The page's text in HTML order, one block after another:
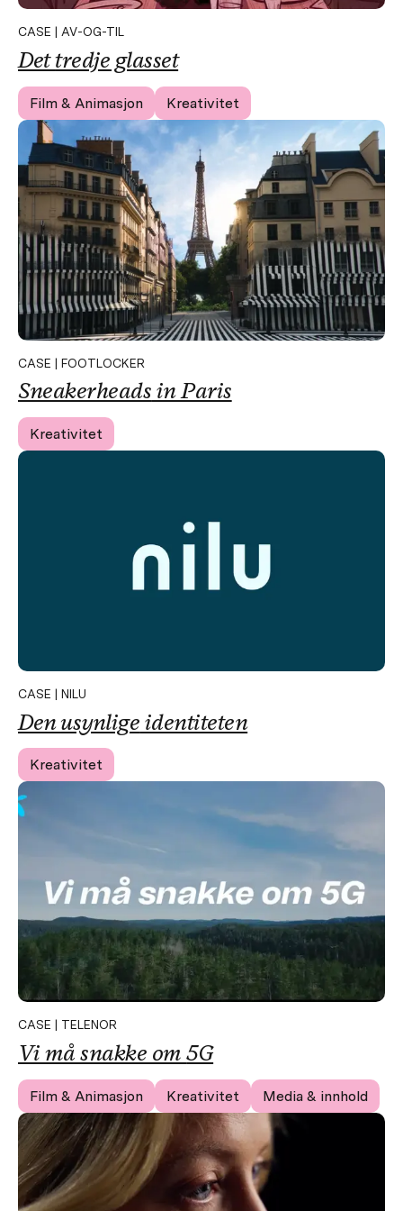
CASE | AV-OG-TIL
Dettredje glasset
Film & Animasjon Kreativitet
CASE | FOOTLOCKER
Sneakerheads in Paris
Kreativitet
CASE | NILU
Denusynlige identiteten
Kreativitet
CASE | TELENOR
Vi må snakke om5G
Film & Animasjon Kreativitet Media & innhold